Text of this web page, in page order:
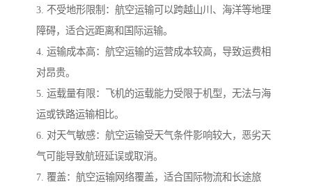
3. 不受地形限制：航空运输可以跨越山川、海洋等地理
障碍，适合远距离和国际运输。
4. 运输成本高：航空运输的运营成本较高，导致运费相
对昂贵。
5. 运载量有限：飞机的运载能力受限于机型，无法与海
运或铁路运输相比。
6. 对天气敏感：航空运输受天气条件影响较大，恶劣天
气可能导致航班延误或取消。
7. 覆盖：航空运输网络覆盖，适合国际物流和长途旅